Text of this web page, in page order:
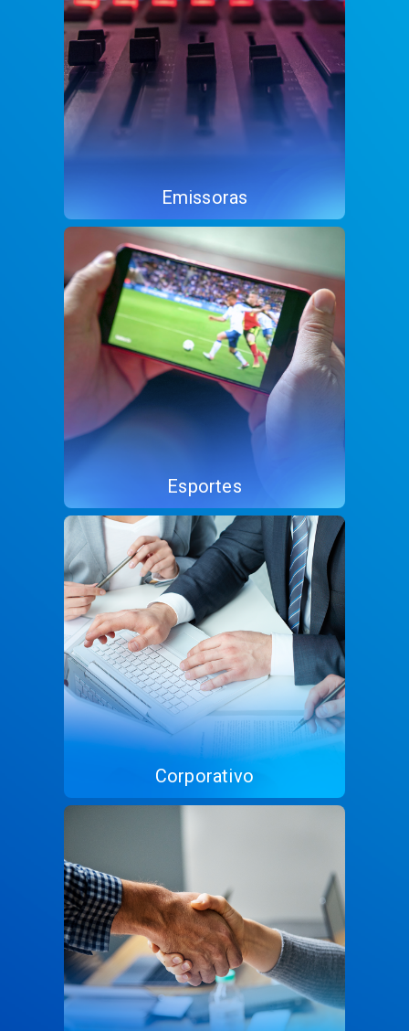
Emissoras
Esportes
Corporativo